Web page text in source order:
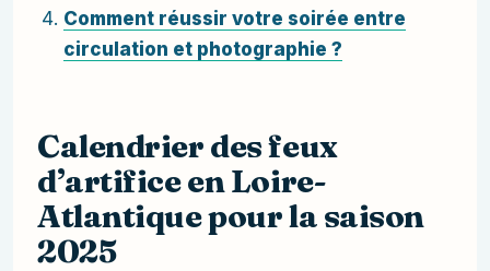
Comment réussir votre soirée entre
circulation et photographie ?
Calendrier des feux
d’artifice en Loire-
Atlantique pour la saison
2025